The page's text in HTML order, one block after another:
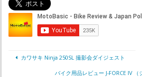
カワサキ Ninja 250SL 撮影会ダイジェスト
バイク用品レビュー J-FORCE IV （